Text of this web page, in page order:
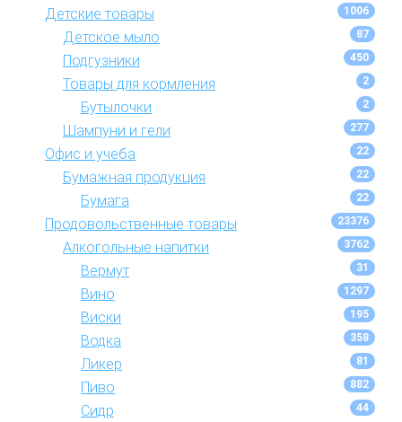
Детские товары 1006
Детское мыло 87
Подгузники 450
Товары для кормления 2
Бутылочки 2
Шампуни и гели 277
Офис и учеба 22
Бумажная продукция 22
Бумага 22
Продовольственные товары 23376
Алкогольные напитки 3762
Вермут 31
Вино 1297
Виски 195
Водка 358
Ликер 81
Пиво 882
Сидр 44